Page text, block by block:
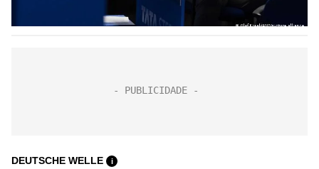
DEUTSCHE WELLE i